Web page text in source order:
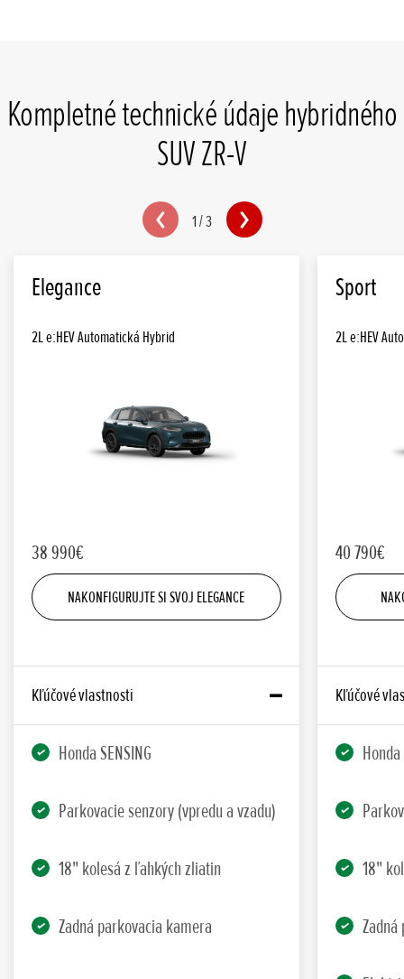
Kompletné technické údaje hybridného
SUV ZR-V
1/3
Elegance
2L e:HEV Automatická Hybrid
38 990€
NAKONFIGURUJTE SI SVOJ ELEGANCE
Kľúčové vlastnosti
Honda SENSING
Parkovacie senzory (vpredu a vzadu)
18" kolesá z ľahkých zliatin
Zadná parkovacia kamera
Sport
2L e:HEV
40 790€
Kľúčové
Honda
18"